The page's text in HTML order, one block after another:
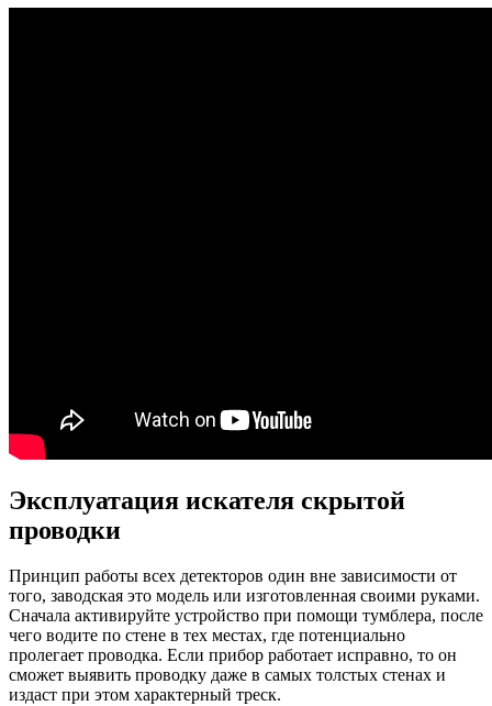
Эксплуатация искателя скрытой
проводки
Принцип работы всех детекторов один вне зависимости от
того, заводская это модель или изготовленная своими руками.
Сначала активируйте устройство при помощи тумблера, после
чего водите по стене в тех местах, где потенциально
пролегает проводка. Если прибор работает исправно, то он
сможет выявить проводку даже в самых толстых стенах и
издаст при этом характерный треск.